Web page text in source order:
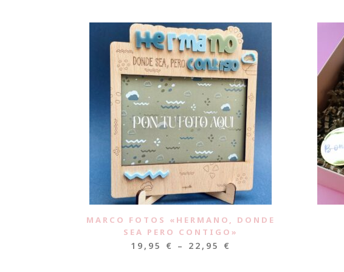
MARCO FOTOS «HERMANO, DONDE
SEA PERO CONTIGO»
19,95 € – 22,95 €